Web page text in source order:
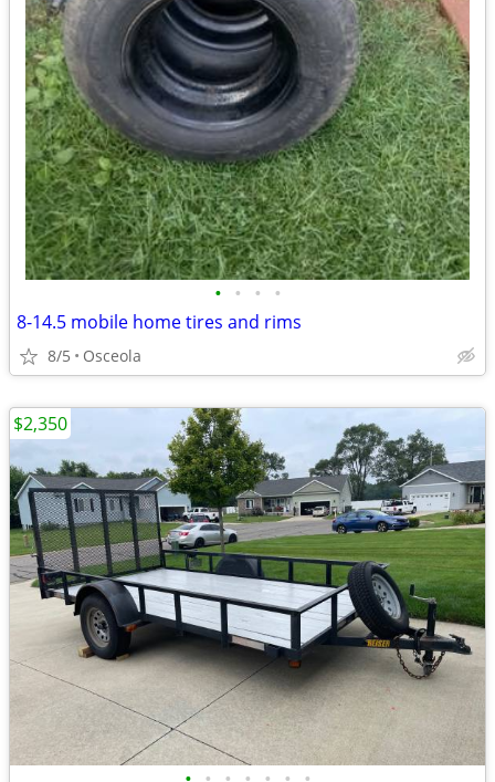
• • • •
8-14.5 mobile home tires and rims
8/5 Osceola
$2,350